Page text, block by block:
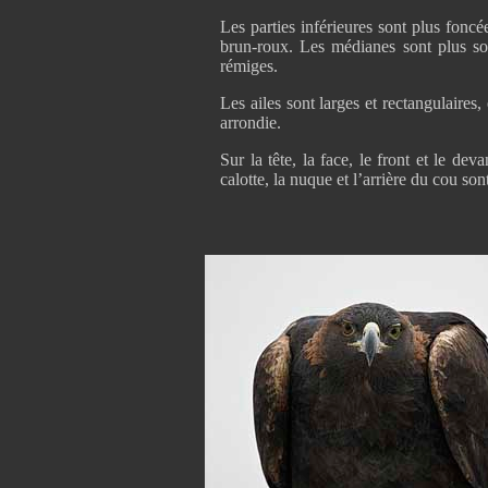
Les parties inférieures sont plus
brun-roux. Les médianes sont plus
rémiges.
Les ailes sont larges et
arrondie.
Sur la tête, la face, le front et le
calotte, la nuque et l’arrière du cou